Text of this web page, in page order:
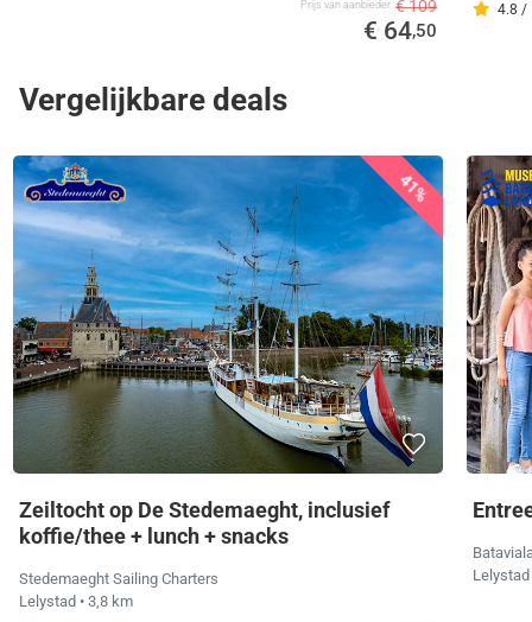
Prijs van aanbieder € 109
€ 64,50
4.8 /
Vergelijkbare deals
41%
Zeiltocht op De Stedemaeght, inclusief
koffie/thee + lunch + snacks
Stedemaeght Sailing Charters
Lelystad • 3,8 km
Lelystad